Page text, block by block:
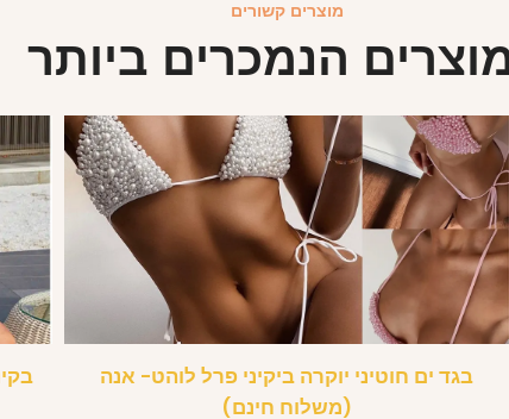
מוצרים קשורים
הנמכרים ביותר
בגד ים חוטיני יוקרה ביקיני פרל לוהט- אנה
(משלוח חינם)